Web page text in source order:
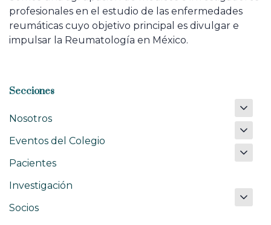
profesionales en el estudio de las enfermedades
reumáticas cuyo objetivo principal es divulgar e
impulsar la Reumatología en México.
Secciones
Nosotros
Eventos del Colegio
Pacientes
Investigación
Socios